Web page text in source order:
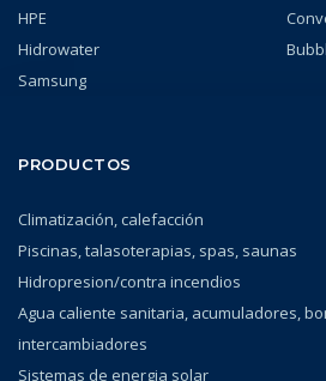
HPE
Hidrowater
Samsung
PRODUCTOS
Climatización, calefacción
Piscinas, talasoterapias, spas, saunas
Hidropresion/contra incendios
Agua caliente sanitaria, acumuladores,
intercambiadores
Sistemas de energia solar